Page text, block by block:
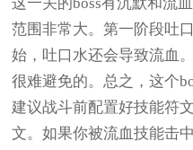
这一关的boss有沉默和流
范围非常大。第一阶段吐
始，吐口水还会导致流血
很难避免的。总之，这个
建议战斗前配置好技能符
文。如果你被流血技能击